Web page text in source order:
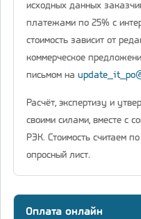
исходных данных
платежами по 25% с
стоимость зависит от
коммерческое
письмом на
Расчёт, экспертизу и
своими силами, вместе с
РЭК. Стоимость считаем
опросный лист.
Оплата онлайн